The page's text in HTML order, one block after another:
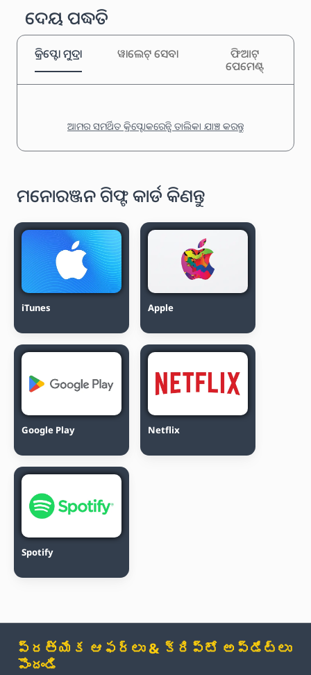
ଦେୟ ପଦ୍ଧତି
କ୍ରିପ୍ଟୋ ମୁଦ୍ରା ୱାଲେଟ୍ ସେବା
ଫିଆଟ୍
ପେମେଣ୍ଟ୍
ଆମର ସମର୍ଥିତ କ୍ରିପ୍ଟୋକରେନ୍ସି ତାଲିକା ଯାଞ୍ଚ କରନ୍ତୁ
ମନୋରଞ୍ଜନ ଗିଫ୍ଟ କାର୍ଡ କିଣନ୍ତୁ
iTunes Apple
Google Play Netflix
Spotify
ప్రత్యేక ఆఫర్లు & క్రిప్టో అప్‌డేట్‌లు
పొందండి